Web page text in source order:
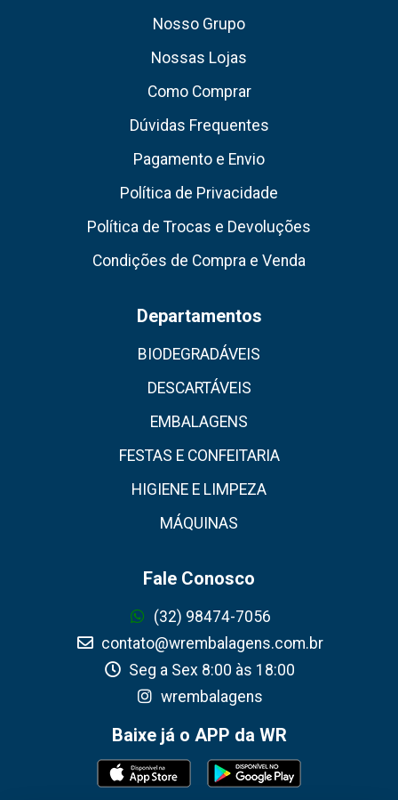
Nosso Grupo
Nossas Lojas
Como Comprar
Dúvidas Frequentes
Pagamento e Envio
Política de Privacidade
Política de Trocas e Devoluções
Condições de Compra e Venda
Departamentos
BIODEGRADÁVEIS
DESCARTÁVEIS
EMBALAGENS
FESTAS E CONFEITARIA
HIGIENE E LIMPEZA
MÁQUINAS
Fale Conosco
(32) 98474-7056
contato@wrembalagens.com.br
Seg a Sex 8:00 às 18:00
wrembalagens
Baixe já o APP da WR